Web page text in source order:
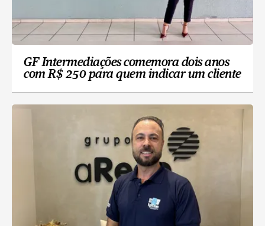
GF Intermediações comemora dois anos
com R$ 250 para quem indicar um cliente